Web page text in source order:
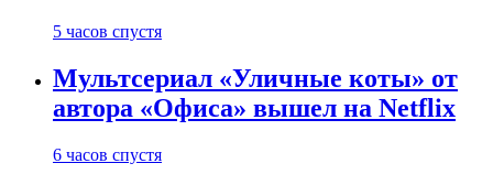
5 часов спустя
Мультсериал «Уличные коты» от
автора «Офиса» вышел на Netflix
6 часов спустя